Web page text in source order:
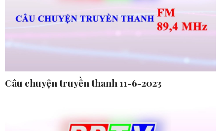
Câu chuyện truyền thanh 11-6-2023